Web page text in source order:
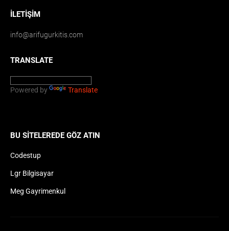
İLETIŞIM
info@arifugurkitis.com
TRANSLATE
Powered by Translate
BU SITELEREDE GÖZ ATIN
Codestup
Lgr Bilgisayar
Meg Gayrimenkul